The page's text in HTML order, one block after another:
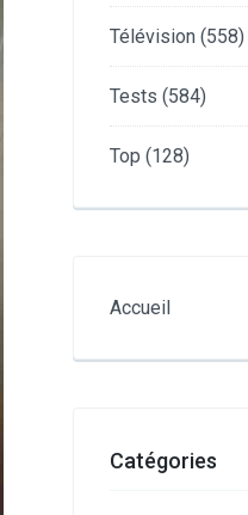
Télévision (558)
Tests (584)
Top (128)
Accueil
Catégories